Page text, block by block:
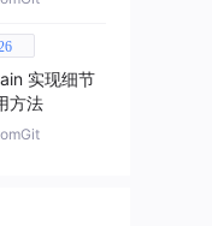
实现细节
方法